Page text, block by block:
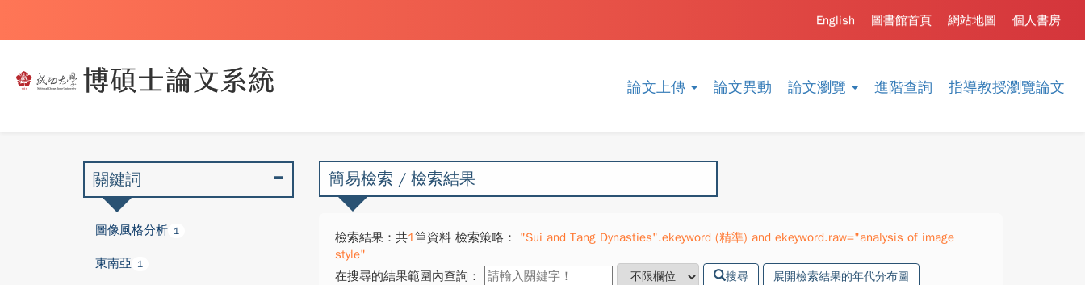
論文上傳 論文異動 論文瀏覽 進階查詢 指導教授瀏覽論文
個人書房
網站地圖
圖書館首頁
English
簡易檢索 / 檢索結果
檢索結果：共1筆資料 檢索策略：
"Sui and Tang Dynasties".ekeyword (精準) and ekeyword.raw="analysis of image
style"
在搜尋的結果範圍內查詢：
搜尋 展開檢索結果的年代分布圖
關鍵詞
圖像風格分析 1
東南亞 1